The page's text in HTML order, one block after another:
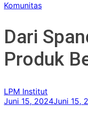
Komunitas
Dari
Produk
LPM Institut
Juni 15, 2024Juni 15,